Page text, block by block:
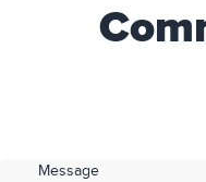
Message